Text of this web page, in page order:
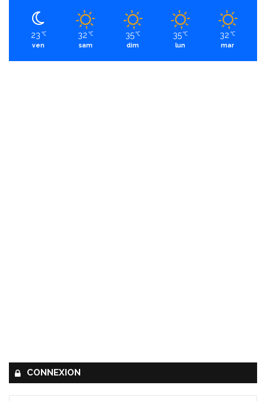
23 ℃
ven
32 ℃
sam
35 ℃
dim
35 ℃
lun
32 ℃
mar
CONNEXION